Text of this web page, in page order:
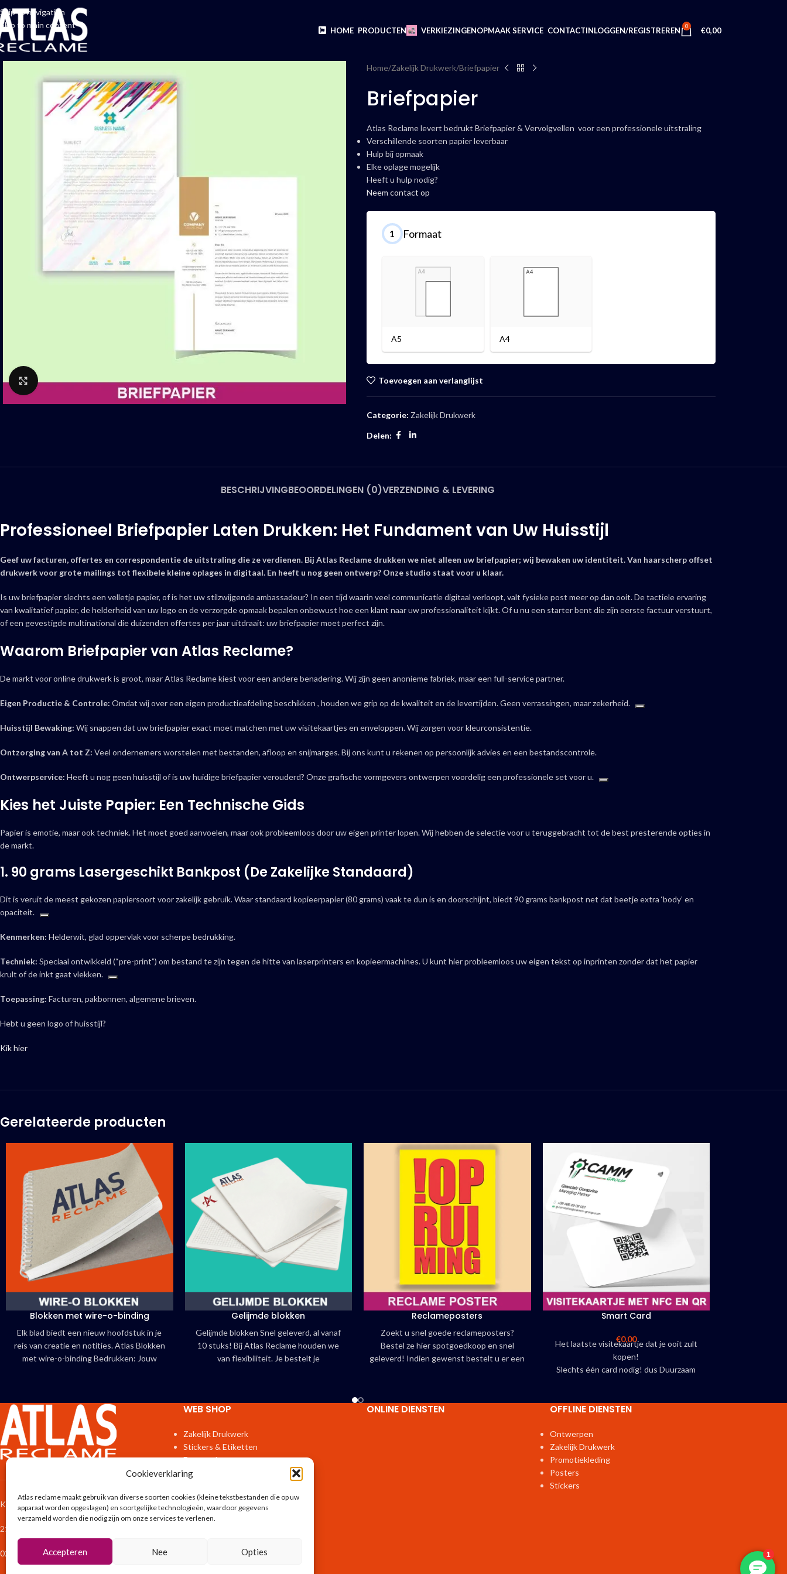
Cookieverklaring
Atlas reclame maakt gebruik van diverse soorten cookies (kleine tekstbestanden die op uw
apparaat worden opgeslagen) en soortgelijke technologieën, waardoor gegevens
verzameld worden die nodig zijn om onze services te verlenen.
Accepteren Nee Opties
Skip to navigation
Skip to main content
HOME PRODUCTEN VERKIEZINGENOPMAAK SERVICE CONTACTINLOGGEN/REGISTREREN 0 €0,00
Click to enlarge
Home Zakelijk Drukwerk Briefpapier
Briefpapier
Atlas Reclame levert bedrukt Briefpapier & Vervolgvellen voor een professionele uitstraling
Verschillende soorten papier leverbaar
Hulp bij opmaak
Elke oplage mogelijk
Heeft u hulp nodig?
Neem contact op
1 Formaat
A5 A4
Toevoegen aan verlanglijst
Categorie: Zakelijk Drukwerk
Delen:
BESCHRIJVINGBEOORDELINGEN (0)VERZENDING & LEVERING
Professioneel Briefpapier Laten Drukken: Het Fundament van Uw Huisstijl
Geef uw facturen, offertes en correspondentie de uitstraling die ze verdienen. Bij Atlas Reclame drukken we niet alleen uw briefpapier; wij bewaken uw identiteit. Van haarscherp offset
drukwerk voor grote mailings tot flexibele kleine oplages in digitaal. En heeft u nog geen ontwerp? Onze studio staat voor u klaar.
Is uw briefpapier slechts een velletje papier, of is het uw stilzwijgende ambassadeur? In een tijd waarin veel communicatie digitaal verloopt, valt fysieke post meer op dan ooit. De tactiele ervaring
van kwalitatief papier, de helderheid van uw logo en de verzorgde opmaak bepalen onbewust hoe een klant naar uw professionaliteit kijkt. Of u nu een starter bent die zijn eerste factuur verstuurt,
of een gevestigde multinational die duizenden offertes per jaar uitdraait: uw briefpapier moet perfect zijn.
Waarom Briefpapier van Atlas Reclame?
De markt voor online drukwerk is groot, maar Atlas Reclame kiest voor een andere benadering. Wij zijn geen anonieme fabriek, maar een full-service partner.
Eigen Productie & Controle: Omdat wij over een eigen productieafdeling beschikken , houden we grip op de kwaliteit en de levertijden. Geen verrassingen, maar zekerheid.
Huisstijl Bewaking: Wij snappen dat uw briefpapier exact moet matchen met uw visitekaartjes en enveloppen. Wij zorgen voor kleurconsistentie.
Ontzorging van A tot Z: Veel ondernemers worstelen met bestanden, afloop en snijmarges. Bij ons kunt u rekenen op persoonlijk advies en een bestandscontrole.
Ontwerpservice: Heeft u nog geen huisstijl of is uw huidige briefpapier verouderd? Onze grafische vormgevers ontwerpen voordelig een professionele set voor u.
Kies het Juiste Papier: Een Technische Gids
Papier is emotie, maar ook techniek. Het moet goed aanvoelen, maar ook probleemloos door uw eigen printer lopen. Wij hebben de selectie voor u teruggebracht tot de best presterende opties in
de markt.
1. 90 grams Lasergeschikt Bankpost (De Zakelijke Standaard)
Dit is veruit de meest gekozen papiersoort voor zakelijk gebruik.Waar standaard kopieerpapier (80 grams) vaak te dun is en doorschijnt, biedt 90 grams bankpost net dat beetje extra ‘body’ en
opaciteit.
Kenmerken: Helderwit, glad oppervlak voor scherpe bedrukking.
Techniek: Speciaal ontwikkeld (“pre-print”) om bestand te zijn tegen de hitte van laserprinters en kopieermachines. U kunt hier probleemloos uw eigen tekst op inprinten zonder dat het papier
krult of de inkt gaat vlekken.
Toepassing: Facturen, pakbonnen, algemene brieven.
Hebt u geen logo of huisstijl?
Kik hier
Gerelateerde producten
Blokken met wire-o-binding
Elk blad biedt een nieuw hoofdstuk in je
reis van creatie en notities. Atlas Blokken
met wire-o-binding Bedrukken: Jouw
giveaway? Met de Atlas wire-o
notitieblokken combineer je ultiem
gebruiksgemak met een sterke uitstraling
voor jouw merk.
Gelijmde blokken
Gelijmde blokken Snel geleverd, al vanaf
10 stuks! Bij Atlas Reclame houden we
van flexibiliteit. Je bestelt je
nieuwe voorraad nodig omdat de laatste
paniek: kies voor onze overnight levering
en je kunt morgen alweer zorgeloos
schrijven. Stel direct jouw ideale
notitieblok samen en bereken je prijs!
Reclameposters
Zoekt u snel goede reclameposters?
Bestel ze hier spotgoedkoop en snel
geleverd! Indien gewenst bestelt u er een
Neem contact op
Smart Card
€0,00
Het laatste visitekaartje dat je ooit zult
kopen!
Slechts één card nodig! dus Duurzaam
Met NFC chip en QR code
Diverse modellen en tags verkrijgbaar
Direct gegevens opslaan in contacten
Geen abonnement, eenmalige aanschaf
Kennemerpoort 1
2152 ED Nieuw Vennep
023 30 30 341
WEB SHOP
Zakelijk Drukwerk
Stickers & Etiketten
Fotoproducten
Interieur
Spandoeken & Borden
Exterieur & Tuin
Vlaggen & Banieren
ONLINE DIENSTEN OFFLINE DIENSTEN
Ontwerpen
Zakelijk Drukwerk
Promotiekleding
Posters
Stickers